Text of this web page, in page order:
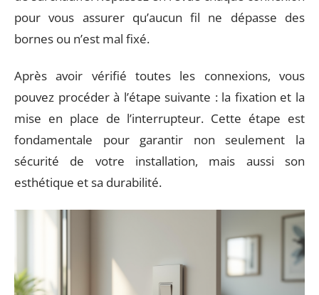
pour vous assurer qu’aucun fil ne dépasse des
bornes ou n’est mal fixé.
Après avoir vérifié toutes les connexions, vous
pouvez procéder à l’étape suivante : la fixation et la
mise en place de l’interrupteur. Cette étape est
fondamentale pour garantir non seulement la
sécurité de votre installation, mais aussi son
esthétique et sa durabilité.